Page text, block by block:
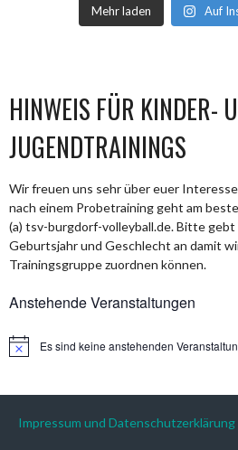
Mehr laden Auf
HINWEIS FÜR KINDER-
JUGENDTRAININGS
Wir freuen uns sehr über euer
nach einem Probetraining geht am
(a) tsv-burgdorf-volleyball.de. Bitte gebt
Geburtsjahr und Geschlecht an damit
Trainingsgruppe zuordnen können.
Anstehende Veranstaltungen
HinweisEs sind keine anstehenden
Impressum und Datenschutzerklärung